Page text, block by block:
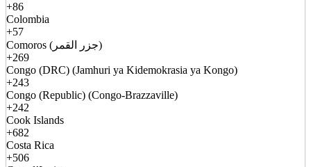
+86
Colombia
+57
Comoros (جزر القمر)
+269
Congo (DRC) (Jamhuri ya Kidemokrasia ya Kongo)
+243
Congo (Republic) (Congo-Brazzaville)
+242
Cook Islands
+682
Costa Rica
+506